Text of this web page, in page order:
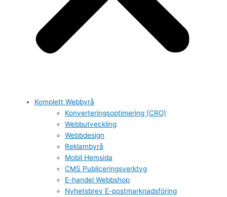
Komplett Webbyrå
Konverteringsoptimering (CRO)
Webbutveckling
Webbdesign
Reklambyrå
Mobil Hemsida
CMS Publiceringsverktyg
E-handel Webbshop
Nyhetsbrev E-postmarknadsföring